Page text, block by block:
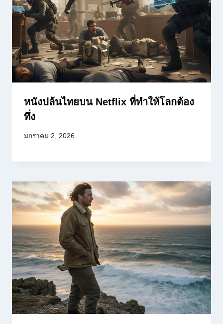
หนังปล้นไทยบน Netflix ที่ทำให้โลกต้อง
ทึ่ง
มกราคม 2, 2026